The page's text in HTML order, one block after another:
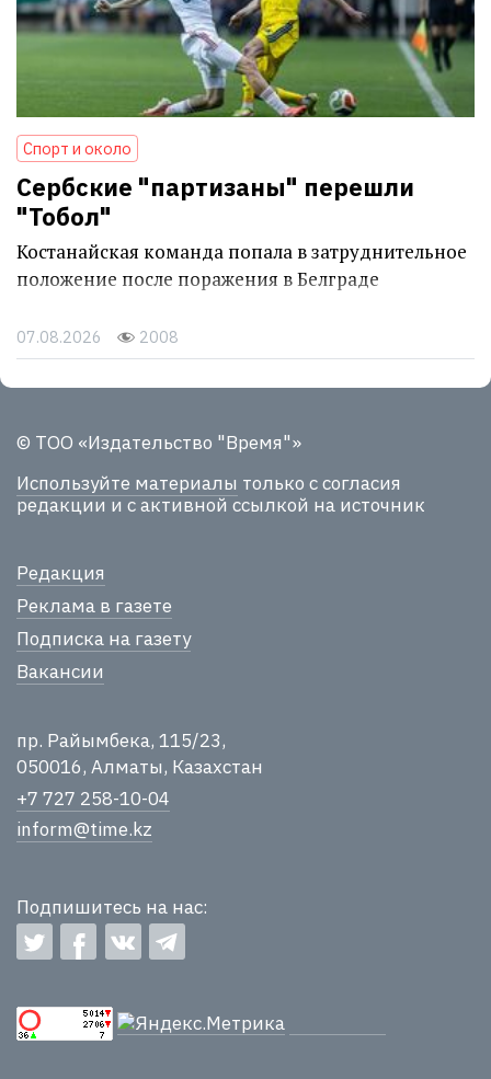
Спорт и около
Сербские "партизаны" перешли
"Тобол"
Костанайская команда попала в затруднительное
положение после поражения в Белграде
07.08.2026 2008
© ТОО «Издательство "Время"»
Используйте материалы только с согласия
редакции и с активной ссылкой на источник
Редакция
Реклама в газете
Подписка на газету
Вакансии
пр. Райымбека, 115/23,
050016, Алматы, Казахстан
+7 727 258-10-04
inform@time.kz
Подпишитесь на нас: